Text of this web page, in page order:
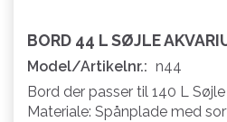
BORD 44 L SØJLE
Model/Artikelnr.: n44
Bord der passer til 140 L
Materiale: Spånplade med